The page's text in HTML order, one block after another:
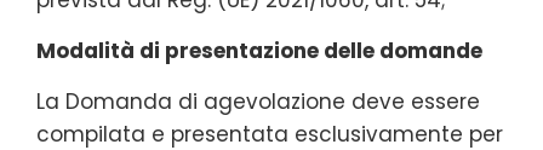
Modalità di presentazione delle domande
La Domanda di agevolazione deve essere
compilata e presentata esclusivamente per